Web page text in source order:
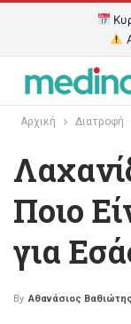
Αρχική Διατροφή
Ποιο
για
By Αθανάσιος Βαθιώτης